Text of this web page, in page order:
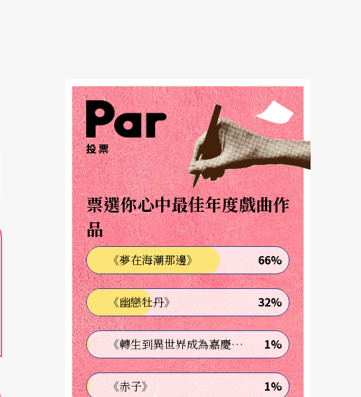
投票
票選你心中最佳年度戲曲作
品
《夢在海潮那邊》 66%
《幽戀牡丹》 32%
《轉生到異世界成為嘉慶君—發現我的祖先是詐騙集團!?》 1%
《赤子》 1%